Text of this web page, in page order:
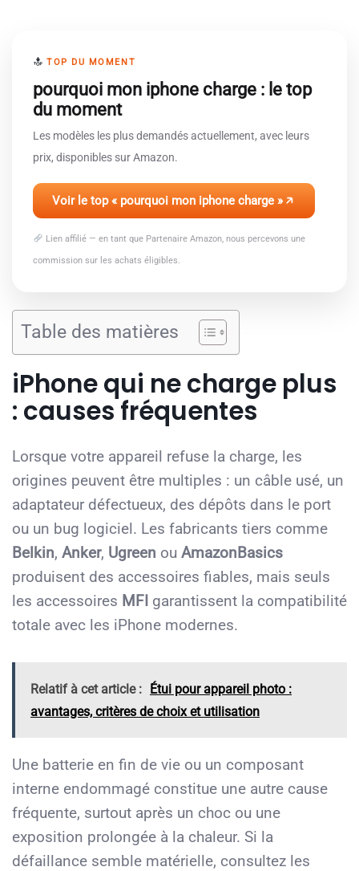
TOP DU MOMENT
pourquoi mon iphone charge : le top
du moment
Les modèles les plus demandés actuellement, avec leurs
prix, disponibles sur Amazon.
Voir le top « pourquoi mon iphone charge »
Lien affilié — en tant que Partenaire Amazon, nous percevons une
commission sur les achats éligibles.
Table des matières
iPhone qui ne charge plus
: causes fréquentes
Lorsque votre appareil refuse la charge, les
origines peuvent être multiples : un câble usé, un
adaptateur défectueux, des dépôts dans le port
ou un bug logiciel. Les fabricants tiers comme
Belkin, Anker, Ugreen ou AmazonBasics
produisent des accessoires fiables, mais seuls
les accessoires MFI garantissent la compatibilité
totale avec les iPhone modernes.
Relatif à cet article : Étui pour appareil photo :
avantages, critères de choix et utilisation
Une batterie en fin de vie ou un composant
interne endommagé constitue une autre cause
fréquente, surtout après un choc ou une
exposition prolongée à la chaleur. Si la
défaillance semble matérielle, consultez les